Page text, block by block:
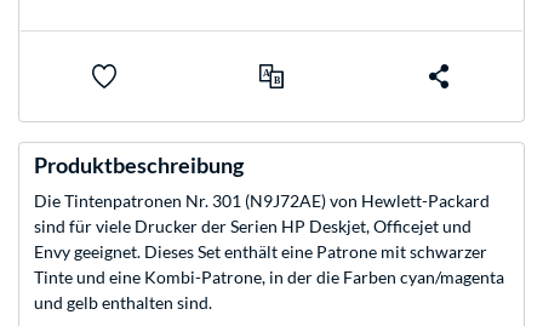
Produktbeschreibung
Die Tintenpatronen Nr. 301 (N9J72AE) von Hewlett-Packard
sind für viele Drucker der Serien HP Deskjet, Officejet und
Envy geeignet. Dieses Set enthält eine Patrone mit schwarzer
Tinte und eine Kombi-Patrone, in der die Farben cyan/magenta
und gelb enthalten sind.